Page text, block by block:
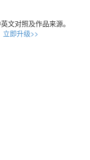
文对照及作品来源。
立即升级>>